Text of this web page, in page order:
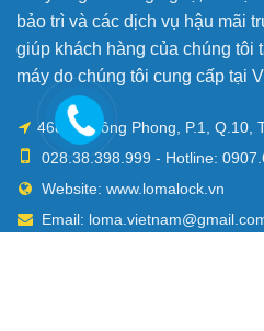
bảo trì và các dịch vụ hậu mãi
giúp khách hàng của chúng tôi
máy do chúng tôi cung cấp tại
468 Lê Hồng Phong, P.1, Q.10,
028.38.398.999 - Hotline:
Website: www.lomalock.vn
Email: